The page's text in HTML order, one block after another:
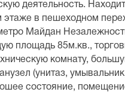
деятельность.
этаже в пешеходном
Майдан
площадь 85м.кв.,
комнату,
(унитаз,
состояние,